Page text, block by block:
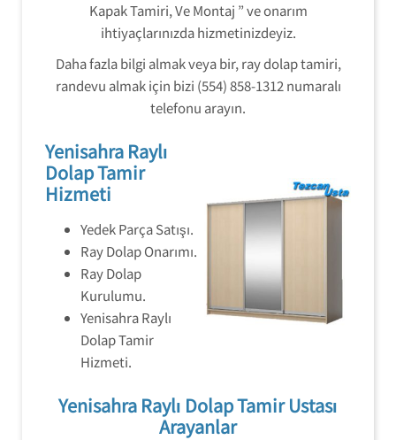
Kapak Tamiri, Ve Montaj ” ve onarım
ihtiyaçlarınızda hizmetinizdeyiz.
Daha fazla bilgi almak veya bir, ray dolap tamiri,
randevu almak için bizi (554) 858-1312 numaralı
telefonu arayın.
Yenisahra Raylı
Dolap Tamir
Hizmeti
Yedek Parça Satışı.
Ray Dolap Onarımı.
Ray Dolap
Kurulumu.
Yenisahra Raylı
Dolap Tamir
Hizmeti.
Yenisahra Raylı Dolap Tamir Ustası
Arayanlar